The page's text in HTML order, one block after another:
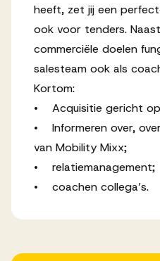
heeft, zet jij een
ook voor tenders.
commerciële doelen
salesteam ook als
Kortom:
• Acquisitie gericht
• Informeren over,
van Mobility Mixx;
• relatiemanagement;
• coachen collega’s.